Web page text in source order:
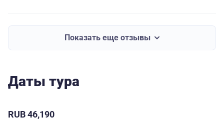
Показать еще отзывы
Даты тура
RUB 46,190